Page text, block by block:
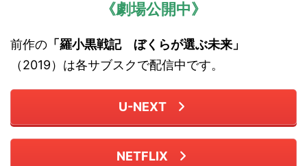
《劇場公開中》
前作の 「羅小黒戦記 ぼくらが選ぶ未来」
（2019）は各サブスクで配信中です。
U-NEXT
NETFLIX